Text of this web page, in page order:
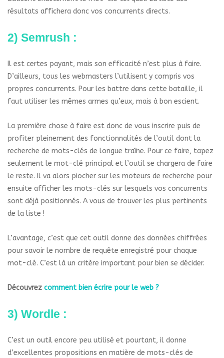
résultats affichera donc vos concurrents directs.
2) Semrush :
Il est certes payant, mais son efficacité n’est plus à faire.
D’ailleurs, tous les webmasters l’utilisent y compris vos
propres concurrents. Pour les battre dans cette bataille, il
faut utiliser les mêmes armes qu’eux, mais à bon escient.
La première chose à faire est donc de vous inscrire puis de
profiter pleinement des fonctionnalités de l’outil dont la
recherche de mots-clés de longue traîne. Pour ce faire, tapez
seulement le mot-clé principal et l’outil se chargera de faire
le reste. Il va alors piocher sur les moteurs de recherche pour
ensuite afficher les mots-clés sur lesquels vos concurrents
sont déjà positionnés. A vous de trouver les plus pertinents
de la liste !
L’avantage, c’est que cet outil donne des données chiffrées
pour savoir le nombre de requête enregistré pour chaque
mot-clé. C’est là un critère important pour bien se décider.
Découvrez comment bien écrire pour le web ?
3) Wordle :
C’est un outil encore peu utilisé et pourtant, il donne
d’excellentes propositions en matière de mots-clés de